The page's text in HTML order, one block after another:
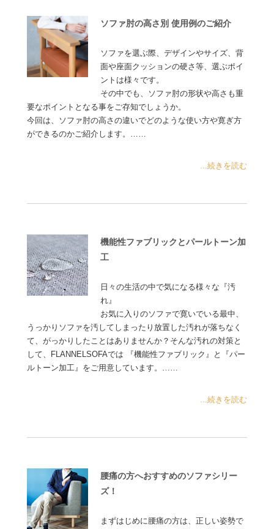
ソファ肘の高さ別 使用例のご紹介
ソファを選ぶ際、デザインやサイズ、背
面や座面クッションの硬さ等、選ぶポイ
ントは様々です。
その中でも、ソファ肘の形状や高さも重
要なポイントとなる事をご存知でしょうか。
今回は、ソファ肘の高さの違いでどのような使い方や寛ぎ方
ができるのかご紹介します。……
...続きを読む
機能性ファブリックとパールトーン加
工
日々の生活の中で気になる様々な『汚
れ』
お気に入りのソファで寛いでいる最中、
うっかりソファを汚してしまったり放置した汚れが落ちなく
て、がっかりしたことはありませんか？そんな汚れの対策と
して、FLANNELSOFAでは 『機能性ファブリック』と『パー
ルトーン加工』をご用意しています。……
...続きを読む
腰痛の方へおすすめのソファシリー
ズ！
まずはじめに腰痛の方は、正しい姿勢で